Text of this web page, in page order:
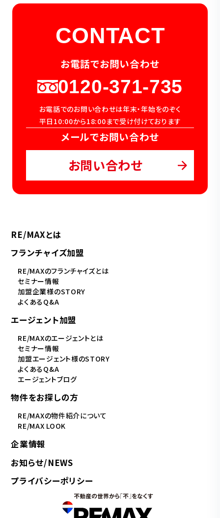
CONTACT
お電話でお問い合わせ
0120-371-735
お電話でのお問い合わせは年末・年始をのぞく
平日10:00から18:00まで受け付けております
メールでお問い合わせ
お問い合わせ
RE/MAXとは
フランチャイズ加盟
RE/MAXのフランチャイズとは
セミナー情報
加盟企業様のSTORY
よくあるQ&A
エージェント加盟
RE/MAXのエージェントとは
セミナー情報
加盟エージェント様のSTORY
よくあるQ&A
エージェントブログ
物件をお探しの方
RE/MAXの物件紹介について
RE/MAX LOOK
企業情報
お知らせ/NEWS
プライバシーポリシー